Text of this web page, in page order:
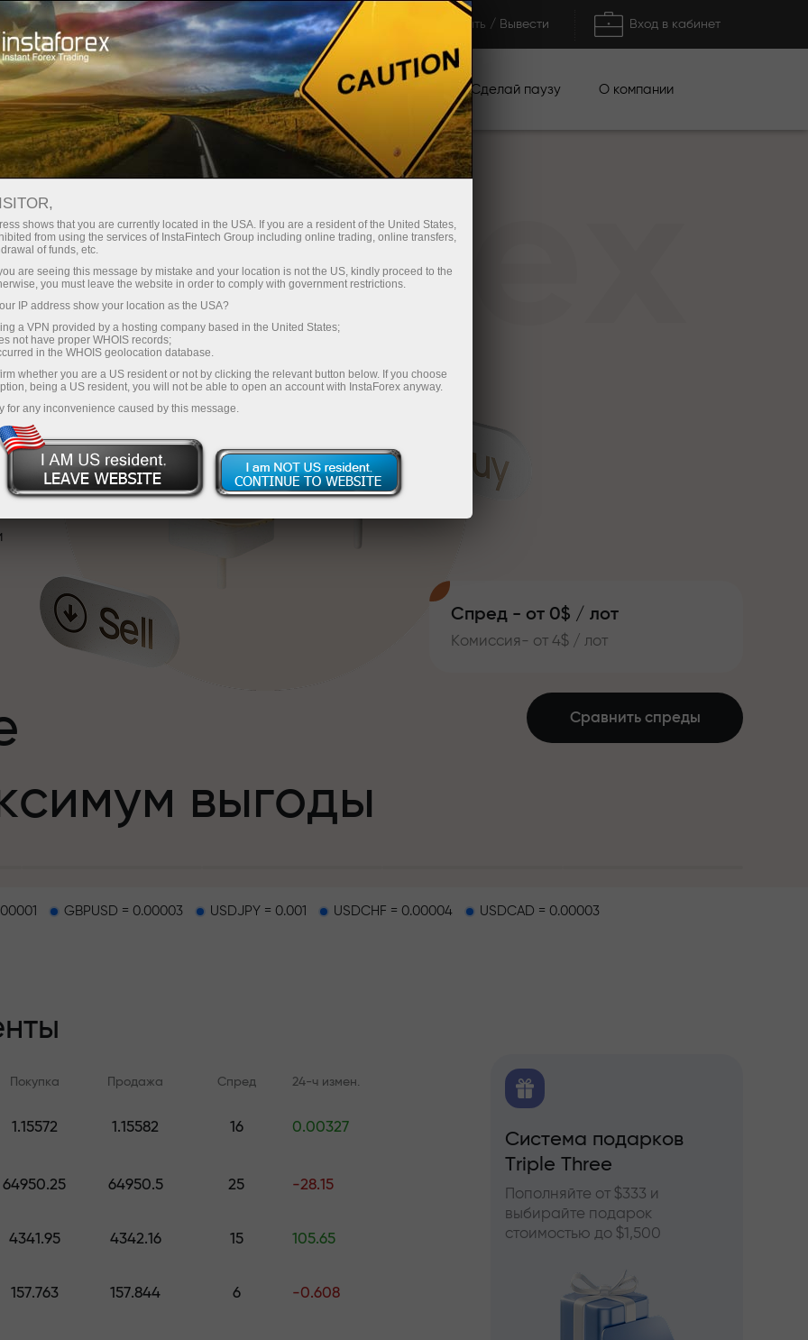
Открыть торговый счёт Торговые платформы Пополнить / Вывести Вход в кабинет
Инвесторам Партнерам Промоакции Сделай паузу О компании
Спред - от 0$ / лот
Комиссия- от 4$ / лот
выгоды
на трассе
подарков
стоимостью до $1,500
—мы
Сравнить спреды
GBPUSD = 0.00003 USDJPY = 0.001 USDCHF = 0.00004 USDCAD = 0.00003
Покупка Продажа Спред 24-ч измен.
1.15572 1.15582 16 0.00327
64950.25 64950.5 25 -28.15
4341.95 4342.16 15 105.65
157.763 157.844 6 -0.608
курсы и вебинары для всех
Форекс, крипто и фьючерсам
Система подарков
Triple Three
Пополняйте от $333 и
выбирайте подарок
стоимостью до $1,500
shows that you are currently located in the USA. If you are a resident of the United States,
from using the services of InstaFintech Group including online trading, online transfers,
of funds, etc.
are seeing this message by mistake and your location is not the US, kindly proceed to the
you must leave the website in order to comply with government restrictions.
IP address show your location as the USA?
a VPN provided by a hosting company based in the United States;
not have proper WHOIS records;
in the WHOIS geolocation database.
whether you are a US resident or not by clicking the relevant button below. If you choose
being a US resident, you will not be able to open an account with InstaForex anyway.
for any inconvenience caused by this message.